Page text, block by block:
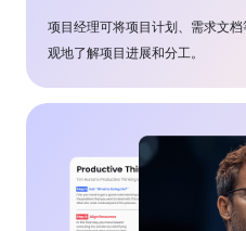
项目经理可将项目计划、需求文
观地了解项目进展和分工。